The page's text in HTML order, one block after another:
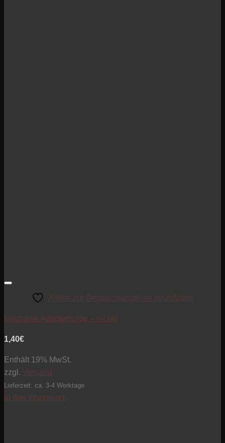
Artikel zur Beobachtungsliste hinzufügen
Mechanik Adapterhülse – nickel
1,40€
Enthält 19% MwSt.
zzgl. Versand
Lieferzeit: ca. 3-4 Werktage
In den Warenkorb